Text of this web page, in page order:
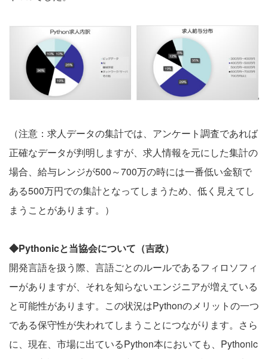
（注意：求人データの集計では、アンケート調査であれば
正確なデータが判明しますが、求人情報を元にした集計の
場合、給与レンジが500～700万の時には一番低い金額で
ある500万円での集計となってしまうため、低く見えてし
まうことがあります。）
◆Pythonicと当協会について（吉政）
開発言語を扱う際、言語ごとのルールであるフィロソフィ
ーがありますが、それを知らないエンジニアが増えている
と可能性があります。この状況はPythonのメリットの一つ
である保守性が失われてしまうことにつながります。さら
に、現在、市場に出ているPython本においても、Pythonic